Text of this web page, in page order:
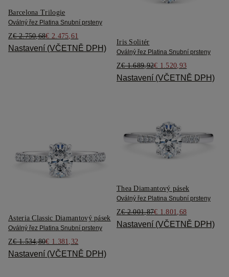
Barcelona Trilogie
Oválný řez Platina Snubní prsteny
Z€ 2.750,68€ 2.475,61
Nastavení (VČETNĚ DPH)
Iris Solitér
Oválný řez Platina Snubní prsteny
Z€ 1.689,92€ 1.520,93
Nastavení (VČETNĚ DPH)
Asteria Classic Diamantový pásek
Oválný řez Platina Snubní prsteny
Z€ 1.534,80€ 1.381,32
Nastavení (VČETNĚ DPH)
Thea Diamantový pásek
Oválný řez Platina Snubní prsteny
Z€ 2.001,87€ 1.801,68
Nastavení (VČETNĚ DPH)